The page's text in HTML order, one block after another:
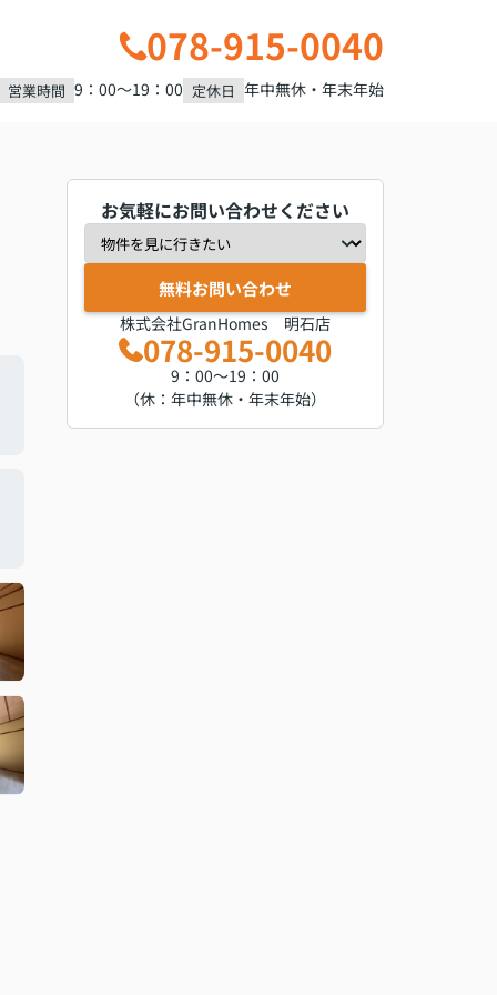
078-915-0040
営業時間 9：00～19：00 定休日 年中無休・年末年始
お気軽にお問い合わせください
無料お問い合わせ
株式会社GranHomes 明石店
078-915-0040
9：00～19：00
（休：年中無休・年末年始）